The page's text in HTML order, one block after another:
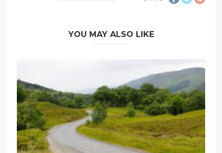
YOU MAY ALSO LIKE